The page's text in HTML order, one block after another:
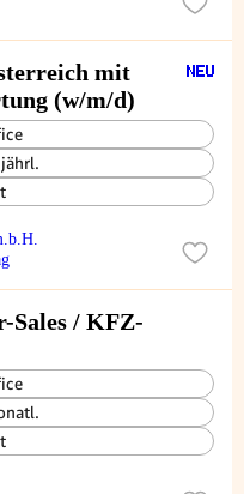
mit
(w/m/d)
Sales / KFZ-